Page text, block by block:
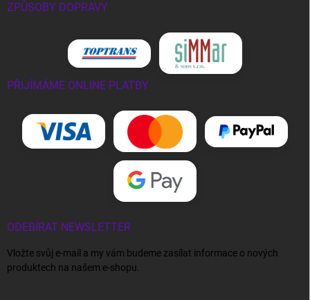
ZPŮSOBY DOPRAVY
PŘIJÍMÁME ONLINE PLATBY
ODEBÍRAT NEWSLETTER
Vložte svůj e-mail a my vám budeme zasílat informace o nových
produktech na našem e-shopu.